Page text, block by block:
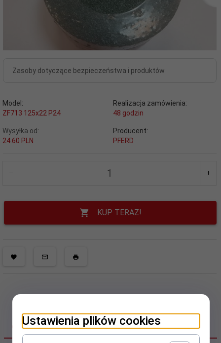
Zasoby dotyczące bezpieczeństwa i produktów
Model:
ZF713 125x22 P24
Realizacja zamówienia:
48 godzin
Wysyłka od:
24.60 PLN
Producent:
PFERD
KUP TERAZ!
OPIS PRODUKTU
Ustawienia plików cookies